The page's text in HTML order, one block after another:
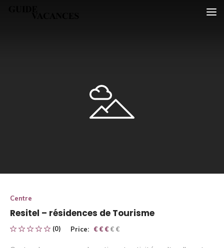
Centre
Resitel – résidences de Tourisme
(0) Price: € € € € €
€ € €